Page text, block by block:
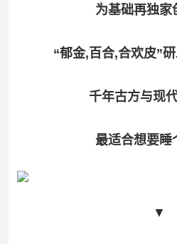
为基础再独家
“郁金,百合,合欢皮”
千年古方与现
最适合想要睡
▼